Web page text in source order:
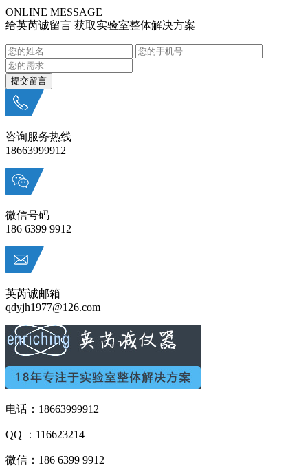
ONLINE MESSAGE
给英芮诚留言 获取实验室整体解决方案
咨询服务热线
18663999912
微信号码
186 6399 9912
英芮诚邮箱
qdyjh1977@126.com
电话：18663999912
QQ ：116623214
微信：186 6399 9912